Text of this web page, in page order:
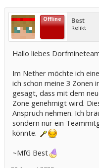
Offline Best
Relikt
Hallo liebes
Im Nether möchte ich
ich schon meine 3 Zonen
gesagt, dass mit dem
Zone genehmigt wird.
Anspruch nehmen. Ich
sondern nur ein
könnte.
~MfG Best